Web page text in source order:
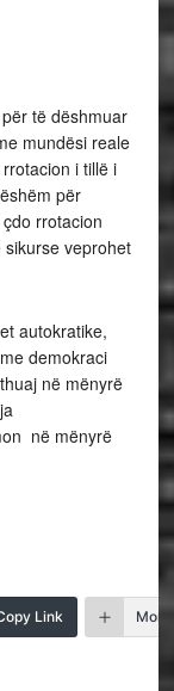
të dëshmuar
mundësi reale
i tillë i
për
rrotacion
veprohet
autokratike,
demokraci
në mënyrë
në mënyrë
Link More